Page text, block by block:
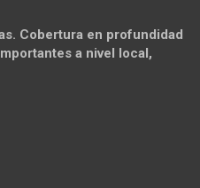
Cobertura en profundidad
a nivel local,